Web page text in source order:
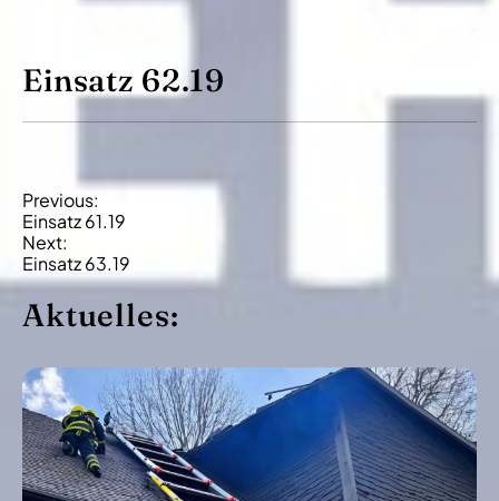
Einsatz 62.19
B
e
i
t
r
g
s
-
N
Previous:
Einsatz 61.19
Next:
Einsatz 63.19
Aktuelles: